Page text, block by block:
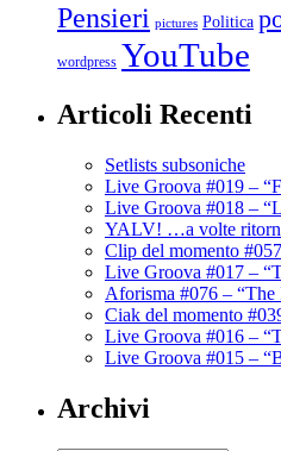
Pensieri pictures Politica
wordpress YouTube
Articoli Recenti
Setlists subsoniche
Live Groova #019 –
Live Groova #018 –
YALV! …a volte
Clip del momento
Live Groova #017 –
Aforisma #076 – “The
Ciak del momento
Live Groova #016 –
Live Groova #015 –
Archivi